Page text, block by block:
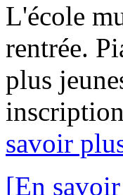
L'école
rentrée.
plus
savoir
[En